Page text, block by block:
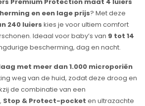
en een lage prijs? Met deze
240 luiers kies je voor ultiem comfort
Ideaal voor baby’s van 9 tot 14
bescherming, dag en nacht.
met meer dan 1.000 microporiën
weg van de huid, zodat deze droog en
de combinatie van een
, Stop & Protect-pocket en ultrazachte